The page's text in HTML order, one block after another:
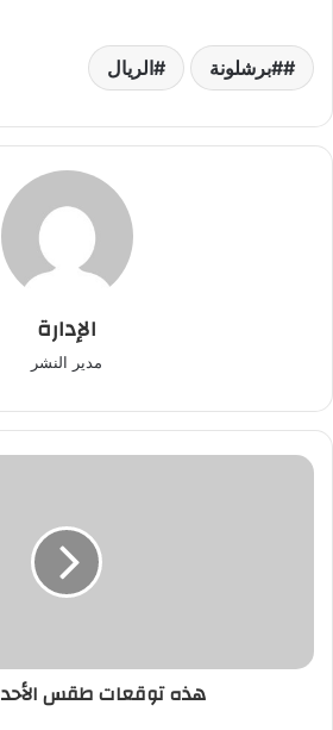
#برشلونة الريال
الإدارة
مدير النشر
هذه
هذه توقعات طقس الأحد 24 دجنبر